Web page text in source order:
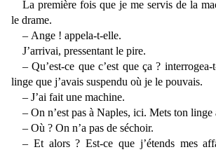
La première fois que je me servis de la
le drame.
– Ange ! appela-t-elle.
J’arrivai, pressentant le pire.
– Qu’est-ce que c’est que ça ?
linge que j’avais suspendu où je le pouvais.
– J’ai fait une machine.
– On n’est pas à Naples, ici. Mets ton linge
– Où ? On n’a pas de séchoir.
– Et alors ? Est-ce que j’étends mes